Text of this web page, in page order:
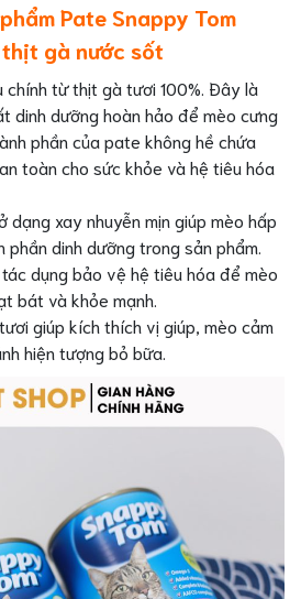
Pate Snappy Tom
gà nước sốt
chính từ thịt gà tươi 100%. Đây là
dinh dưỡng hoàn hảo để mèo cưng
phần của pate không hề chứa
toàn cho sức khỏe và hệ tiêu hóa
dạng xay nhuyễn mịn giúp mèo hấp
dinh dưỡng trong sản phẩm.
dụng bảo vệ hệ tiêu hóa để mèo
bát và khỏe mạnh.
giúp kích thích vị giúp, mèo cảm
hiện tượng bỏ bữa.